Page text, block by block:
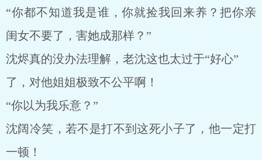
“你都不知道我是谁，你就捡我回来养？把你亲
闺女不要了，害她成那样？”
沈烬真的没办法理解，老沈这也太过于“好心”
了，对他姐姐极致不公平啊！
“你以为我乐意？”
沈阔冷笑，若不是打不到这死小子了，他一定打
一顿！